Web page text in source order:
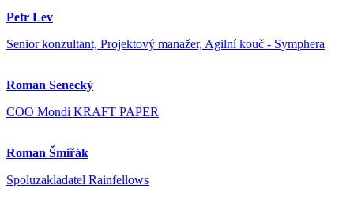
Petr Lev
Senior konzultant, Projektový manažer, Agilní kouč - Symphera
Roman Senecký
COO Mondi KRAFT PAPER
Roman Šmiřák
Spoluzakladatel Rainfellows